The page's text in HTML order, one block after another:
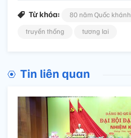
Từ khóa: 80 năm Quốc khánh
truyền thống
tương lai
Tin liên quan